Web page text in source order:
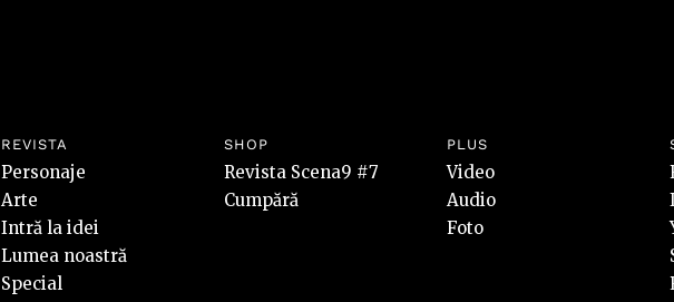
REVISTA
Personaje
Arte
Intră la idei
Lumea noastră
Special
SHOP
Revista Scena9 #7
Cumpără
PLUS
Video
Audio
Foto